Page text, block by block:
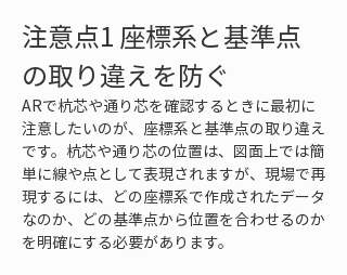
注意点1 座標系と基準点
の取り違えを防ぐ
ARで杭芯や通り芯を確認するときに最初に
注意したいのが、座標系と基準点の取り違え
です。杭芯や通り芯の位置は、図面上では簡
単に線や点として表現されますが、現場で再
現するには、どの座標系で作成されたデータ
なのか、どの基準点から位置を合わせるのか
を明確にする必要があります。